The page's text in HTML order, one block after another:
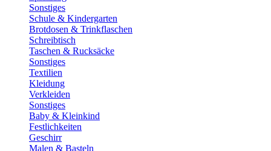
Sonstiges
Schule & Kindergarten
Brotdosen & Trinkflaschen
Schreibtisch
Taschen & Rucksäcke
Sonstiges
Textilien
Kleidung
Verkleiden
Sonstiges
Baby & Kleinkind
Festlichkeiten
Geschirr
Malen & Basteln